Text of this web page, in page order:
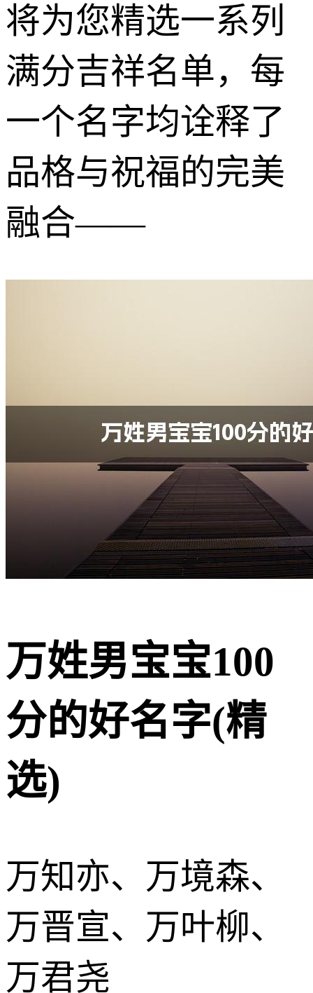
将为您精选一系列
满分吉祥名单，每
一个名字均诠释了
品格与祝福的完美
融合——
万姓男宝宝100
分的好名字(精
选)
万知亦、万境森、
万晋宣、万叶柳、
万君尧